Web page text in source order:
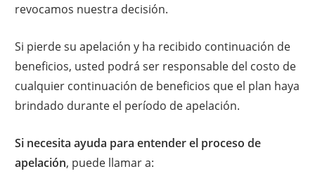
revocamos nuestra decisión.
Si pierde su apelación y ha recibido continuación de
beneficios, usted podrá ser responsable del costo de
cualquier continuación de beneficios que el plan haya
brindado durante el período de apelación.
Si necesita ayuda para entender el proceso de
apelación, puede llamar a: